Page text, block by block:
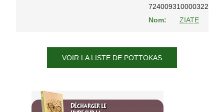
724009310000322
Nom:
ZIATE
VOIR LA LISTE DE POTTOKAS